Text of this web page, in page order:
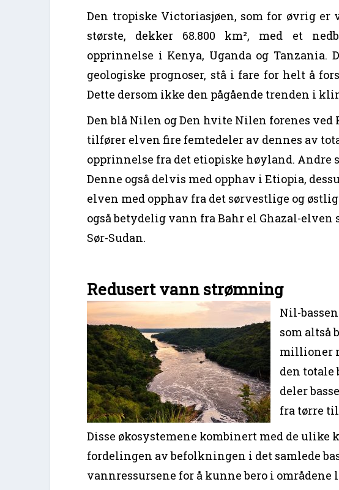
Den tropiske Victoriasjøen, som for øvrig er
største, dekker 68.800 km², med et
opprinnelse i Kenya, Uganda og
geologiske prognoser, stå i fare for helt å
Dette dersom ikke den pågående trenden i
Den blå Nilen og Den hvite Nilen forenes
tilfører elven fire femtedeler av dennes av
opprinnelse fra det etiopiske høyland. Andre
Denne også delvis med opphav i Etiopia,
elven med opphav fra det sørvestlige og
også betydelig vann fra Bahr el Ghazal-
Sør-Sudan.
Redusert vann strømning
Nil-
som altså
millioner
den totale
deler
fra tørre
Disse økosystemene kombinert med de ulike
fordelingen av befolkningen i det samlede
vannressursene for å kunne bero i områdene